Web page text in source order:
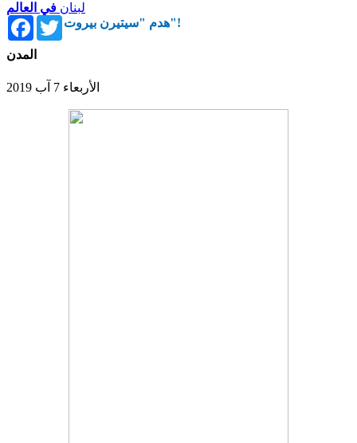
لبنان في العالم
FacebookTwitter هدم "سيتيرن بيروت"!
المدن
الأربعاء 7 آب 2019